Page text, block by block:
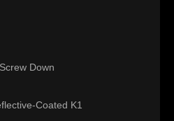
Down
Coated K1